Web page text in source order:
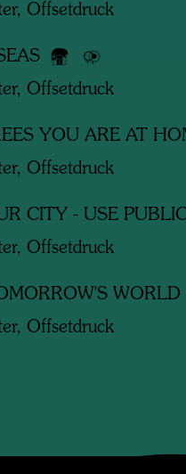
Offsetdruck
Offsetdruck
YOU ARE AT
Offsetdruck
CITY - USE
Offsetdruck
WORLD
Offsetdruck